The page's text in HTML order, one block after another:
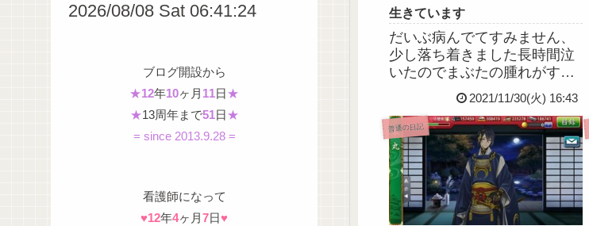
生きています
だいぶ病んでてすみません、
少し落ち着きました長時間泣
いたのでまぶたの腫れがすご
いことになってます二十歳の
ころODで閉鎖病棟に入院した
とき「泣き止まないとお家帰
れないよ！」と看護師さんに
叱られたのを思い出しました
あれから10年近く経ってもう
す...
2021/11/30(火) 16:43
普通の日記
2026/08/08 Sat 06:41:25
ブログ開設から
★12年10ヶ月 11日★
★13周年まで51日★
= since 2013.9.28 =
看護師になって
♥12年4ヶ月7日♥